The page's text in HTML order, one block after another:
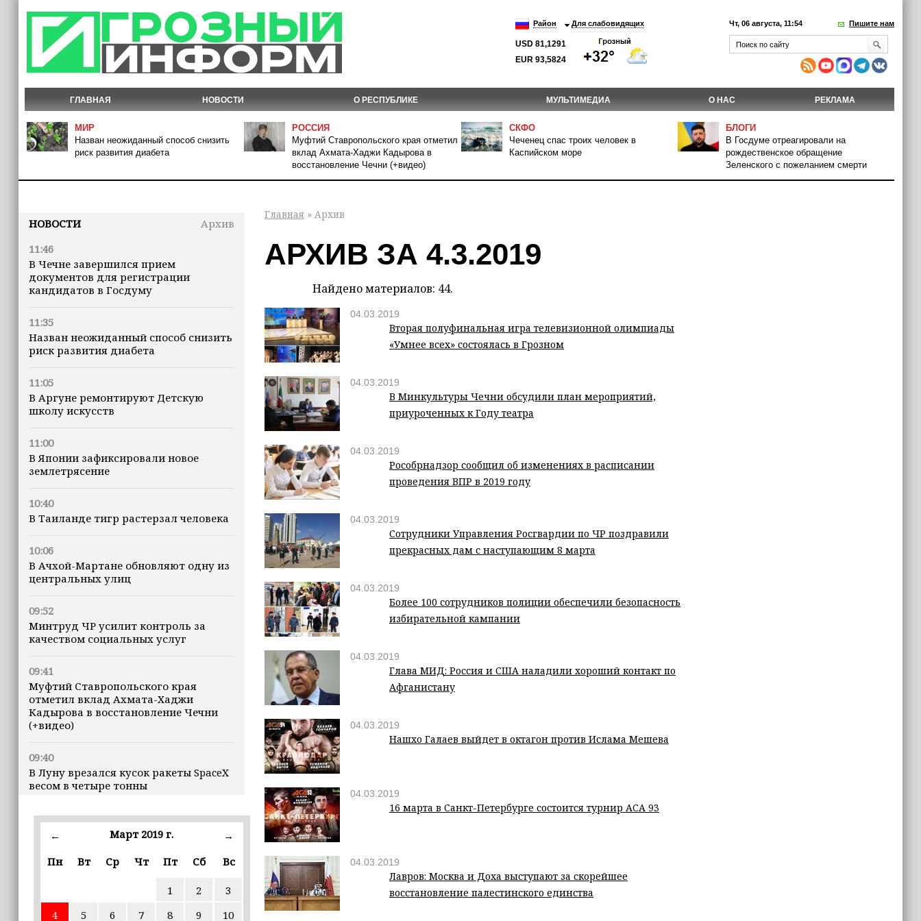
Район Для слабовидящих
USD 81,1291
EUR 93,5824
Чт, 06 августа, 11:54 Пишите нам
ГЛАВНАЯ НОВОСТИ О РЕСПУБЛИКЕ МУЛЬТИМЕДИА О НАС РЕКЛАМА
МИР
Назван неожиданный способ снизить
риск развития диабета
РОССИЯ
Муфтий Ставропольского края отметил
вклад Ахмата-Хаджи Кадырова в
восстановление Чечни (+видео)
СКФО
Чеченец спас троих человек в
Каспийском море
БЛОГИ
В Госдуме отреагировали на
рождественское обращение
Зеленского с пожеланием смерти
НОВОСТИ
Архив
11:46
В Чечне завершился прием
документов для регистрации
кандидатов в Госдуму
11:35
Назван неожиданный способ снизить
риск развития диабета
11:05
В Аргуне ремонтируют Детскую
школу искусств
11:00
В Японии зафиксировали новое
землетрясение
10:40
В Таиланде тигр растерзал человека
10:06
В Ачхой-Мартане обновляют одну из
центральных улиц
09:52
Минтруд ЧР усилит контроль за
качеством социальных услуг
09:41
Муфтий Ставропольского края
отметил вклад Ахмата-Хаджи
Кадырова в восстановление Чечни
(+видео)
09:40
В Луну врезался кусок ракеты SpaceX
весом в четыре тонны
09:30
Всего за семь дней «Человек‑паук:
сборов 2026 года
25 школ Чечни получат оборудование
← Март 2019 г.
→
Пн
Вт Ср Чт Пт Сб Вс
1 2
3
4
5 6 7 8 9 10
Главная » Архив
АРХИВ ЗА 4.3.2019
Найдено материалов: 44.
04.03.2019
Вторая полуфинальная игра телевизионной олимпиады
«Умнее всех» состоялась в Грозном
04.03.2019
В Минкультуры Чечни обсудили план мероприятий,
приуроченных к Году театра
04.03.2019
Рособрнадзор сообщил об изменениях в расписании
проведения ВПР в 2019 году
04.03.2019
Сотрудники Управления Росгвардии по ЧР поздравили
прекрасных дам с наступающим 8 марта
04.03.2019
Более 100 сотрудников полиции обеспечили безопасность
избирательной кампании
04.03.2019
Глава МИД: Россия и США наладили хороший контакт по
Афганистану
04.03.2019
Нашхо Галаев выйдет в октагон против Ислама Мешева
04.03.2019
16 марта в Санкт-Петербурге состоится турнир АСА 93
04.03.2019
Лавров: Москва и Доха выступают за скорейшее
восстановление палестинского единства